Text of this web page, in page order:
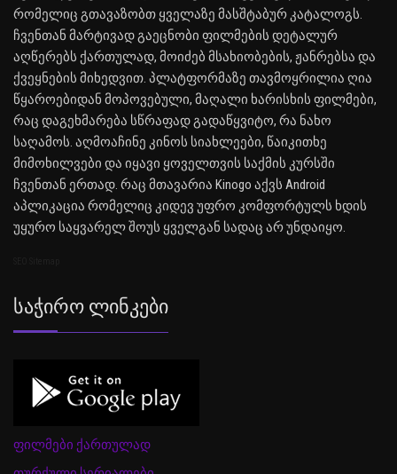
რომელიც გთავაზობთ ყველაზე მასშტაბურ კატალოგს.
ჩვენთან მარტივად გაეცნობი ფილმების დეტალურ
აღწერებს ქართულად, მოიძებ მსახიობების, ჟანრებსა და
ქვეყნების მიხედვით. პლატფორმაზე თავმოყრილია ღია
წყაროებიდან მოპოვებული, მაღალი ხარისხის ფილმები,
რაც დაგეხმარება სწრაფად გადაწყვიტო, რა ნახო
საღამოს. აღმოაჩინე კინოს სიახლეები, წაიკითხე
მიმოხილვები და იყავი ყოველთვის საქმის კურსში
ჩვენთან ერთად. რაც მთავარია Kinogo აქვს Android
აპლიკაცია რომელიც კიდევ უფრო კომფორტულს ხდის
უყურო საყვარელ შოუს ყველგან სადაც არ უნდაიყო.
Საჭირო Ლინკები
ფილმები ქართულად